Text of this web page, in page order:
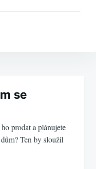
se
prodat a plánujete
Ten by sloužil